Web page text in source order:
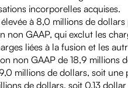
incorporelles acquises.
élevée à 8,0 millions de
non GAAP, qui exclut les
liées à la fusion et les
non GAAP de 18,9 millions
millions de dollars, soit
de dollars, soit 0,13